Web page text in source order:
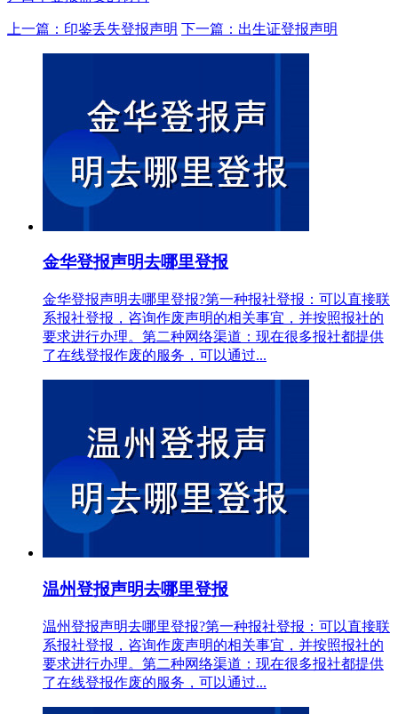
上一篇：印鉴丢失登报声明 下一篇：出生证登报声明
金华登报声明去哪里登报
金华登报声明去哪里登报?第一种报社登报：可以直接联
系报社登报，咨询作废声明的相关事宜，并按照报社的
要求进行办理。第二种网络渠道：现在很多报社都提供
了在线登报作废的服务，可以通过...
温州登报声明去哪里登报
温州登报声明去哪里登报?第一种报社登报：可以直接联
系报社登报，咨询作废声明的相关事宜，并按照报社的
要求进行办理。第二种网络渠道：现在很多报社都提供
了在线登报作废的服务，可以通过...